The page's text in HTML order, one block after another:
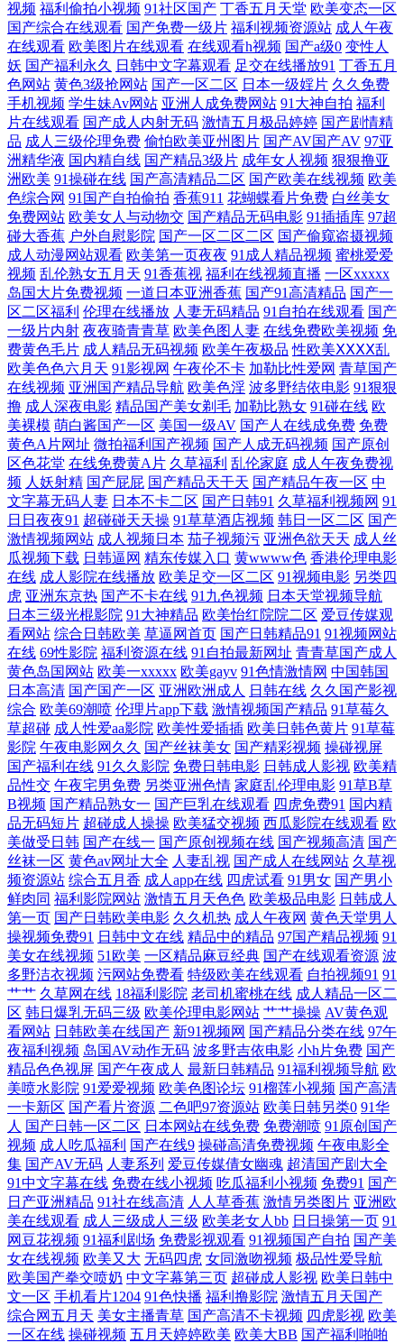
美TV免费视频 91福利社免费试看 久草福利在线视频了 91美女小视频 蜜桃
视频在线观看 91涩涩视频 精品人妻久久精品人妻 91蜜臀人妻中文 久久起
碰视频 91次元网页登录 国产盗摄资源网 微拍福利88蜜桃视频 91福利姬 精
品日韩成人 亚洲成人无码懂色 www色色 日韩欧美专区 91手机在线 自啪
91 WWW黑丝AVHD 国产久草精品 日韩一级网址中文 91白虎美女交配 91
视频资源库在线 av高清免费观看 国产精品自拍网 久久深夜福利影院 日美
女bb 影音先锋熟女AV 91午夜黄色影院 国产91尤物视频免费 91超碰人人看
91网页浏览器蜜色 九九久久精品 91黄色91刺激 99欧美性爱 久草天堂 男人
的天堂A片 四虎影音 91福利板 91亚洲色图 蜜芽久久国产精产视频 91超碰
人人摸 97色资源 九九精品视频日 四虎国产精品色色av 91噜在线观看 国产
美女出水 麻豆专区免费观看 五月婷婷欧美色日韩 91免费在线播放 色女天
堂 成人深夜福利黄色在线 熟妇乱一区二区 91豆花网页在线看 www五月婷
婷 欧美成人久久 99偷拍网 福利姬91 日韩Av另类 91久久草原 国产精品成
人国产 亚洲欧美色图导航 91小骚逼 黄色美女三极网站 亚洲久热成人色网
91涩涩视频 草草福利社 精品国产高清自在线拍 色色五月天激情综合网 91
国产精品丝袜诱惑 国肏屄视频 探花对白 91国高清 91玉足在线看 国产人妻
精品网址 一级少女一线天 国产伊人41p 影音先锋色婷婷 91色伦理 av导航
网在线 东京热大乱w姦 久久可香 日韩色图五月天 91黑丝变态 99热碰碰热
欧美打炮 色色艹穴逼色色 伊人色爱影院 91老司机福利社 av无码福利 久久
精品欧美麻豆 亚洲肏屄在线播放 91看片地址 91视频在线观看18 老司机论
坛网址 日日骚夜夜撸 91探花色情 国内51视频 内射91 91黑丝足交在线观看
国内精品第五页 九九热视频无码 久草成人在线观看 亚洲影音先锋AV 91碰
视频 东方AV在线伊人 久久精品欧美 91c在线 丁香五月月 欧美性人与兽 新
日韩新片网 99国产精品综合专区 九九在线热播新地址 日韩美乳91 香蕉av
91免费网站 97勉费 国产乱子伦 蜜桃视频免费版 性福五月天激情 91美女内
射 国产传媒视频在线看 另类海角专区 性爱欧美第一页 91新人xh98hx新作
成人福利在线视频观看 欧美日韩在线22页 一本无码免费视频 99这里有精
品 狠狠操com 欧美久久 无码中文字幕乱 91蜜桃传媒一区 黑料有码 欧美骚
片 在线奇米666 91在线丝袜 国产欧美日本懂色云播 久久精品首页 日日操
男人天堂 91九色系列 99热热 国产精品永久 91搞熟妇 欧美福利网址 91福
视频 福利偷拍小视频 91社区国产 丁香五月天堂 欧美变态一区
国产综合在线观看 国产免费一级片 福利视频资源站 成人午夜
在线观看 欧美图片在线观看 在线观看h视频 国产a级0 变性人
妖 国产福利永久 日韩中文字幕观看 足交在线播放91 丁香五月
色网站 黄色3级抢网站 国产一区二区 日本一级婬片 久久免费
手机视频 学生妹Av网站 亚洲人成免费网站 91大神自拍 福利
片在线观看 国产成人内射无码 激情五月极品婷婷 国产剧情精
品 成人三级伦理免费 偷怕欧美亚州图片 国产AV国产AV 97亚
洲精华液 国内精自线 国产精品3级片 成年女人视频 狠狠撸亚
洲欧美 91操碰在线 国产高清精品二区 国产欧美在线视频 欧美
色综合网 91国产自拍偷拍 香蕉911 花蝴蝶看片免费 白丝美女
免费网站 欧美女人与动物交 国产精品无码电影 91插插库 97超
碰大香蕉 户外自慰影院 国产一区二区二区 国产偷窥盗摄视频
成人动漫网站观看 欧美第一页夜夜 91成人精品视频 蜜桃爱爱
视频 乱伦熟女五月天 91香蕉视 福利在线视频直播 一区xxxxx
岛国大片免费视频 一道日本亚洲香蕉 国产91高清精品 国产一
区二区福利 伦理在线播放 人妻无码精品 91自拍在线观看 国产
一级片内射 夜夜骑青青草 欧美色图人妻 在线免费欧美视频 免
费黄色毛片 成人精品无码视频 欧美午夜极品 性欧美ⅩⅩⅩⅩ乱
欧美色色六月天 91影视网 午夜伦不卡 加勒比性爱网 青草国产
在线视频 亚洲国产精品导航 欧美色淫 波多野结依电影 91狠狠
撸 成人深夜电影 精品国产美女剃毛 加勒比熟女 91碰在线 欧
美裸模 萌白酱国产一区 美国一级AV 国产人在线成免费 免费
黄色A片网址 微拍福利国产视频 国产人成无码视频 国产原创
区色花堂 在线免费黄A片 久草福利 乱伦家庭 成人午夜免费视
频 人妖射精 国产屁屁 国产精品天干天 国产精品午夜一区 中
文字幕无码人妻 日本不卡二区 国产日韩91 久草福利视频网 91
日日夜夜91 超碰碰天天操 91草草酒店视频 韩日一区二区 国产
激情视频网站 成人视频日本 茄子视频污 亚洲色欲天天 成人丝
瓜视频下载 日韩逼网 精东传媒入口 黄wwww色 香港伦理电影
在线 成人影院在线播放 欧美足交一区二区 91视频电影 另类四
虎 亚洲东京热 国产不卡在线 91九色视频 日本天堂视频导航
日本三级光棍影院 91大神精品 欧美怡红院院二区 爱豆传媒观
看网站 综合日韩欧美 草逼网首页 国产日韩精品91 91视频网站
在线 69性影院 福利资源在线 91自拍最新网址 青青草国产成人
黄色岛国网站 欧美一xxxxx 欧美gayv 91色情激情网 中国韩国
日本高清 国产国产一区 亚洲欧洲成人 日韩在线 久久国产影视
综合 欧美69潮喷 伦理片app下载 激情视频国产精品 91草莓久
草超碰 成人性爱aa影院 欧美性爱插插 欧美日韩色黄片 91草莓
影院 午夜电影网久久 国产丝袜美女 国产精彩视频 操碰视屏
国产福利在线 91久久影院 免费日韩电影 日韩成人影视 欧美精
品性交 午夜宅男免费 另类亚洲色情 家庭乱伦理电影 91草B草
B视频 国产精品熟女一 国产巨乳在线观看 四虎免费91 国内精
品无码短片 超碰成人操操 欧美猛交视频 西瓜影院在线观看 欧
美做受日韩 国产在线一 国产原创视频在线 国产视频高清 国产
丝袜一区 黄色av网址大全 人妻乱视 国产成人在线网站 久草视
频资源站 综合五月香 成人app在线 四虎试看 91男女 国产男小
鲜肉同 福利影院网站 激情五月天色色 欧美极品电影 日韩成人
第一页 国产日韩欧美电影 久久机热 成人午夜网 黄色天堂男人
操视频免费91 日韩中文在线 精品中的精品 97国产精品视频 91
美女在线视频 51欧美 一区精品麻豆经典 国产在线观看资源 波
多野洁衣视频 污网站免费看 特级欧美在线观看 自拍视频91 91
艹艹 久草网在线 18福利影院 老司机蜜桃在线 成人精品一区二
区 韩日爆乳无码三级 欧美伦理电影网站 艹艹操操 AV黄色观
看网站 日韩欧美在线国产 新91视频网 国产精品分类在线 97午
夜福利视频 岛国AV动作无码 波多野吉依电影 小h片免费 国产
精品色色视屏 国产午夜成人 最新日韩精品 91福利视频导航 欧
美喷水影院 91爱爱视频 欧美色图论坛 91榴莲小视频 国产高清
一卡新区 国产看片资源 二色吧97资源站 欧美日韩另类0 91华
人 国产日韩一区二区 日本网站在线免费 免费潮喷 91原创国产
视频 成人吃瓜福利 国产在线9 操碰高清免费视频 午夜电影全
集 国产AV无码 人妻系列 爱豆传媒倩女幽魂 超清国产剧大全
91中文字幕在线 免费在线小视频 吃瓜福利小视频 免费91 国产
日产亚洲精品 91社在线高清 人人草香蕉 激情另类图片 亚洲欧
美在线观看 成人三级成人三级 欧美老女人bb 日日操第一页 91
网豆花视频 91福利剧场 免费影视观看 91视频国产自拍 国产美
女在线视频 欧美又大 无码四虎 女同激吻视频 极品性爱导航
欧美国产拳交喷奶 中文字幕第三页 超碰成人影视 欧美日韩中
文一区 手机看片1204 91色快播 福利撸影院 激情五月天国产
综合网五月天 美女主播青草 国产高清不卡视频 四虎影视 欧美
一区在线 操碰视频 五月天婷婷欧美 欧美大BB 国产福利啪啪